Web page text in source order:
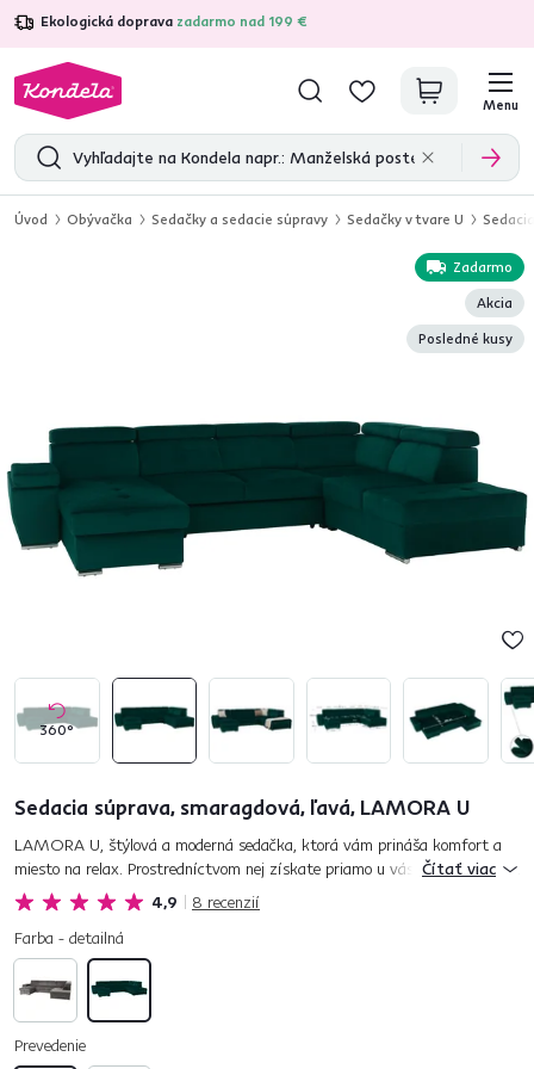
Ekologická doprava zadarmo nad 199 €
4,7 31 211overených produktových recenzií
Menu
Úvod Obývačka Sedačky a sedacie súpravy Sedačky v tvare U
360°
Zadarmo
Akcia
Posledné kusy
Sedacia súprava, smaragdová, ľavá, LAMORA U
4,9 8 recenzií
LAMORA U, štýlová a moderná sedačka, ktorá vám prináša komfort a
miesto na relax. Prostredníctvom nej získate priamo u vás doma miesto,
kde si môžete dopriať plnohodnotný oddych. Veľkorysé rozmery...
Čítať viac
Farba - detailná
Prevedenie